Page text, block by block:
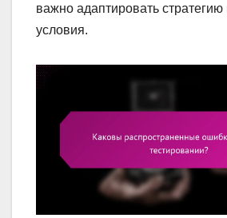
важно адаптировать
условия.